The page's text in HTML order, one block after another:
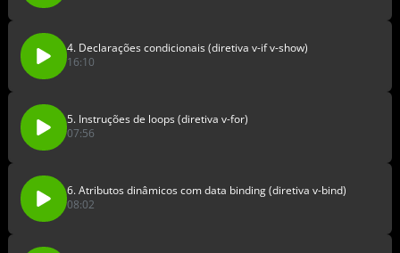
4. Declarações condicionais (diretiva v-if v-show)
16:10
5. Instruções de loops (diretiva v-for)
07:56
6. Atributos dinâmicos com data binding (diretiva v-bind)
08:02